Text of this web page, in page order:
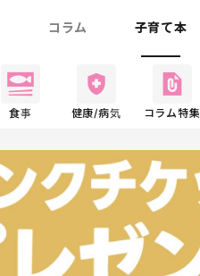
コラム 子育て本
食事 健康/病気 コラム特集